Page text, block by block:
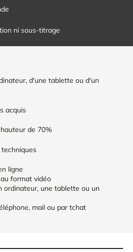
ni sous-titrage
d'une tablette ou d'un
acquis
de 70%
ligne
format vidéo
ordinateur, une tablette ou un
mail ou par tchat